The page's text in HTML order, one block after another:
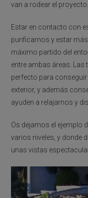
van a rodear el proyecto.
Estar en contacto con
purificarnos y estar
máximo partido del
entre ambas áreas. Las
perfecto para
exterior, y además
ayuden a relajarnos y
Os dejamos el ejemplo
varios niveles, y donde
unas vistas